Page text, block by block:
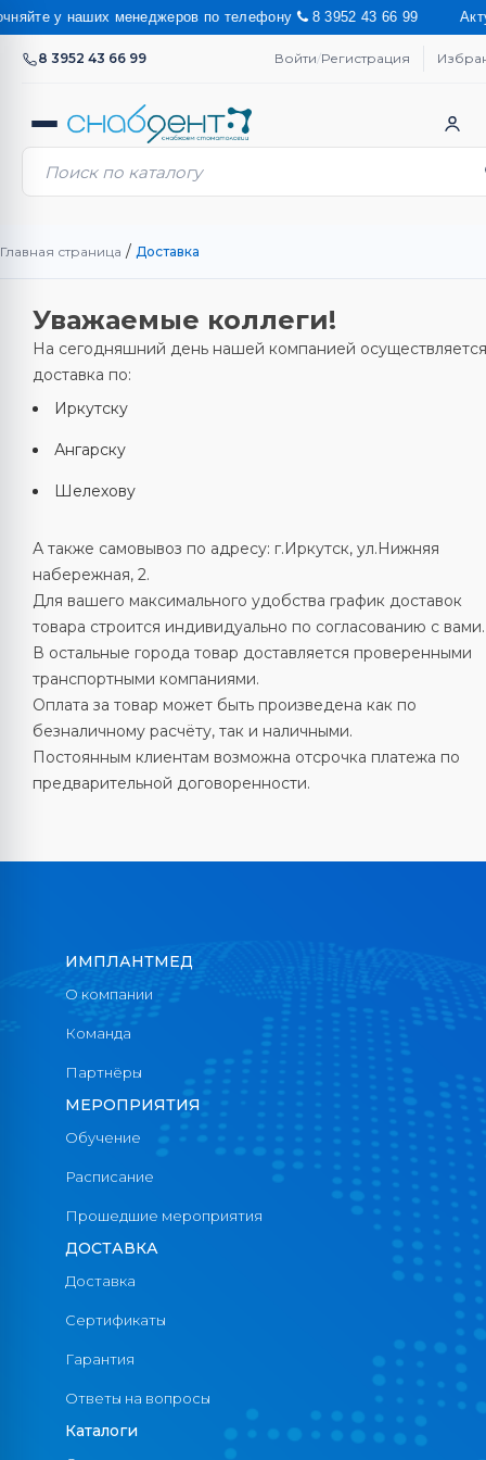
у наших менеджеров по телефону 8 3952 43 66 99
8 3952 43 66 99 Войти/Регистрация
Главная страница / Доставка
Уважаемые коллеги!
На сегодняшний день нашей компанией осуществляется
доставка по:
Иркутску
Ангарску
Шелехову
А также самовывоз по адресу: г.Иркутск, ул.Нижняя
набережная, 2.
Для вашего максимального удобства график доставок
товара строится индивидуально по согласованию с вами.
В остальные города товар доставляется проверенными
транспортными компаниями.
Оплата за товар может быть произведена как по
безналичному расчёту, так и наличными.
Постоянным клиентам возможна отсрочка платежа по
предварительной договоренности.
ИМПЛАНТМЕД
О компании
Команда
Партнёры
МЕРОПРИЯТИЯ
Обучение
Расписание
Прошедшие мероприятия
ДОСТАВКА
Доставка
Сертификаты
Гарантия
Ответы на вопросы
Каталоги